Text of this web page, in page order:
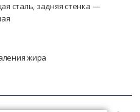
сталь, задняя стенка —
жира